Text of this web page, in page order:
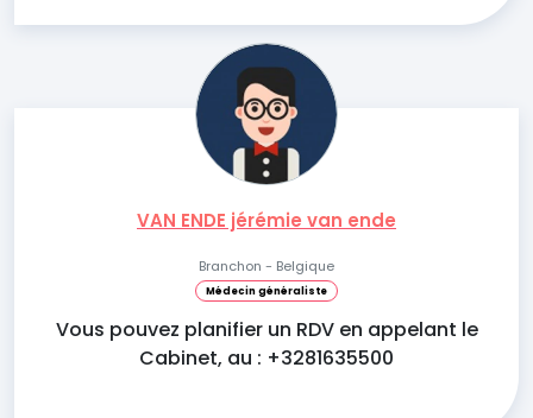
VAN ENDE jérémie van ende
Branchon - Belgique
Médecin généraliste
Vous pouvez planifier un RDV en appelant le
Cabinet, au : +3281635500